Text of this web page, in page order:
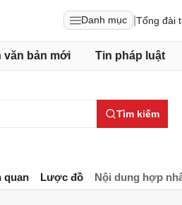
Danh mục Tổng đài
văn bản mới Tin pháp luật
Tìm kiếm
quan Lược đồ Nội dung hợp